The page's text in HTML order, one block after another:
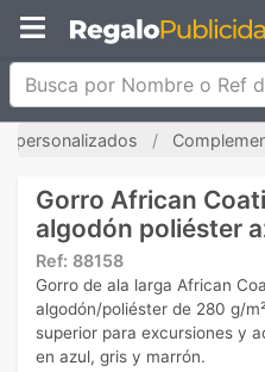
Busca por Nombre o Ref
personalizados
Gorro African
algodón poliéster
Ref: 88158
Gorro de ala larga African
algodón/poliéster de 280 g/
superior para excursiones y
en azul, gris y marrón.